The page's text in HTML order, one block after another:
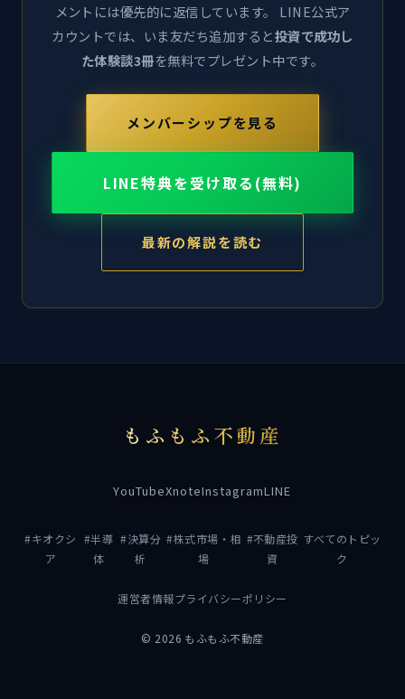
メントには優先的に返信しています。 LINE公式ア
カウントでは、いま友だち追加すると投資で成功し
た体験談3冊を無料でプレゼント中です。
メンバーシップを見る
LINE特典を受け取る(無料)
最新の解説を読む
もふもふ不動産
YouTubeXnoteInstagramLINE
#キオクシ
ア
#半導
体
#決算分
析
#株式市場・相
場
#不動産投
資
すべてのトピッ
ク
運営者情報プライバシーポリシー
© 2026 もふもふ不動産